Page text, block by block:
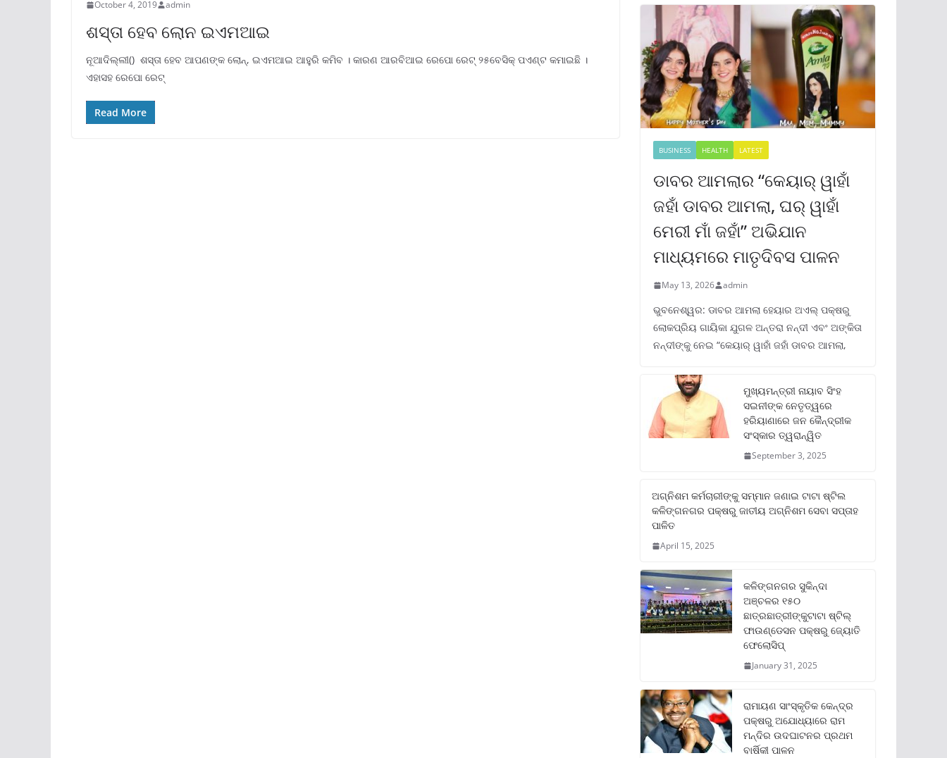
October 4, 2019 admin
ଶସ୍ତା ହେବ ଲୋନ ଇଏମଆଇ
ନୂଆଦିଲ୍ଲୀ() ଶସ୍ତା ହେବ ଆପଣଙ୍କ ଲୋନ୍, ଇଏମଆଇ ଆହୁରି କମିବ । କାରଣ ଆରବିଆଇ ରେପୋ ରେଟ୍ ୨୫ବେସିକ୍ ପଏଣ୍ଟ କମାଇଛି ।
ଏହାସହ ରେପୋ ରେଟ୍
Read More
BUSINESS HEALTH LATEST
ଡାବର ଆମଲାର “କେୟାର୍ ୱାହାଁ
ଜହାଁ ଡାବର ଆମଲା, ଘର୍ ୱାହାଁ
ମେରୀ ମାଁ ଜହାଁ” ଅଭିଯାନ
ମାଧ୍ୟମରେ ମାତୃଦିବସ ପାଳନ
May 13, 2026 admin
ଭୁବନେଶ୍ୱର: ଡାବର ଆମଲା ହେୟାର ଅଏଲ୍ ପକ୍ଷରୁ
ଲୋକପ୍ରିୟ ଗାୟିକା ଯୁଗଳ ଅନ୍ତରା ନନ୍ଦୀ ଏବଂ ଅଙ୍କିତା
ନନ୍ଦୀଙ୍କୁ ନେଇ “କେୟାର୍ ୱାହାଁ ଜହାଁ ଡାବର ଆମଲା,
ମୁଖ୍ୟମନ୍ତ୍ରୀ ନାୟାବ ସିଂହ
ସଇନୀଙ୍କ ନେତୃତ୍ୱରେ
ହରିୟାଣାରେ ଜନ କୈନ୍ଦ୍ରୀକ
ସଂସ୍କାର ତ୍ୱରାନ୍ୱିତ
September 3, 2025
ଅଗ୍ନିଶମ କର୍ମଚାରୀଙ୍କୁ ସମ୍ମାନ ଜଣାଇ ଟାଟା ଷ୍ଟିଲ
କଳିଙ୍ଗନଗର ପକ୍ଷରୁ ଜାତୀୟ ଅଗ୍ନିଶମ ସେବା ସପ୍ତାହ
ପାଳିତ
April 15, 2025
କଳିଙ୍ଗନଗର ସୁକିନ୍ଦା
ଅଞ୍ଚଳର ୧୫୦
ଛାତ୍ରଛାତ୍ରୀଙ୍କୁଟାଟା ଷ୍ଟିଲ୍
ଫାଉଣ୍ଡେସନ ପକ୍ଷରୁ ଜ୍ୟୋତି
ଫେଲୋସିପ୍‌
January 31, 2025
ରାମାୟଣ ସାଂସ୍କୃତିକ କେନ୍ଦ୍ର
ପକ୍ଷରୁ ଅଯୋଧ୍ୟାରେ ରାମ
ମନ୍ଦିର ଉଦଘାଟନର ପ୍ରଥମ
ବାର୍ଷିକୀ ପାଳନ